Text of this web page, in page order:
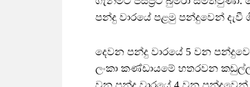
පන්දු වාරයේ පළමු පන්දුවෙන් දැවී
දෙවන පන්දු වාරයේ 5 වන
ලංකා කණ්ඩායමේ හතරවන